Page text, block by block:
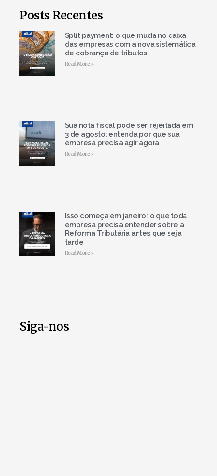
Posts Recentes
Split payment: o que muda no caixa
das empresas com a nova sistemática
de cobrança de tributos
Read More »
Sua nota fiscal pode ser rejeitada em
3 de agosto: entenda por que sua
empresa precisa agir agora
Read More »
Isso começa em janeiro: o que toda
empresa precisa entender sobre a
Reforma Tributária antes que seja
tarde
Read More »
Siga-nos